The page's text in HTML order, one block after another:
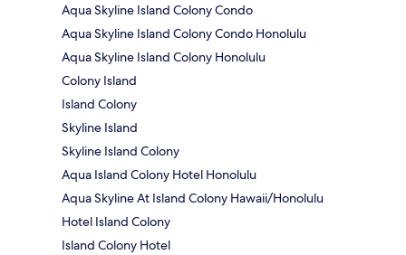
Aqua Skyline Island Colony Condo
Aqua Skyline Island Colony Condo Honolulu
Aqua Skyline Island Colony Honolulu
Colony Island
Island Colony
Skyline Island
Skyline Island Colony
Aqua Island Colony Hotel Honolulu
Aqua Skyline At Island Colony Hawaii/Honolulu
Hotel Island Colony
Island Colony Hotel